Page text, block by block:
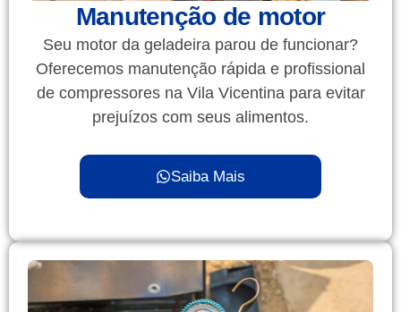
Manutenção de motor
Seu motor da geladeira parou de funcionar?
Oferecemos manutenção rápida e profissional
de compressores na Vila Vicentina para evitar
prejuízos com seus alimentos.
Saiba Mais